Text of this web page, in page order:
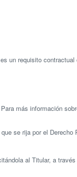
un requisito
más información
se rija por el Derecho
al Titular, a